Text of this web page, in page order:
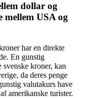
dollar og
mellem USA og
har en direkte
En gunstig
kroner, kan
da deres penge
valutakurs have
amerikanske turister.